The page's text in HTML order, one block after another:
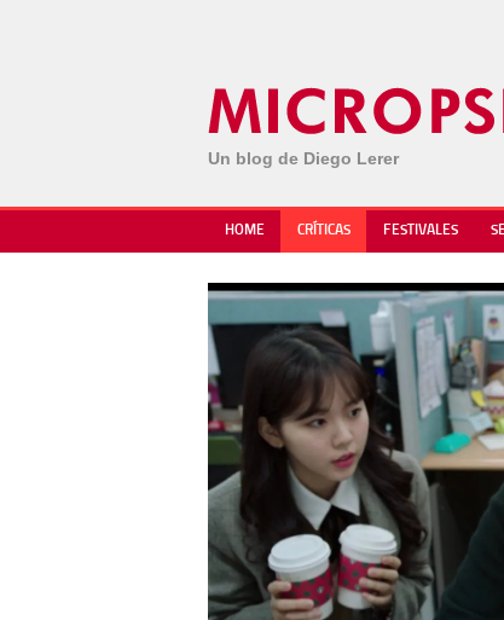
Un blog de Diego Lerer
HOME CRÍTICAS FESTIVALES